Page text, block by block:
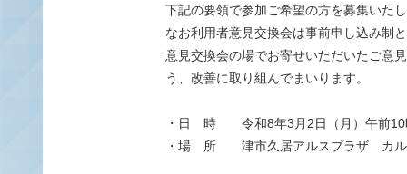
下記の要領で参加ご希望の方を募集いた
なお利用者意見交換会は事前申し込み制
意見交換会の場でお寄せいただいたご意
う、改善に取り組んでまいります。
・日 時 令和8年3月2日（月）午前10
・場 所 津市久居アルスプラザ カル